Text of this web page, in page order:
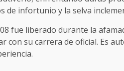
de infortunio y la selva
fue liberado durante la
con su carrera de oficial. Es